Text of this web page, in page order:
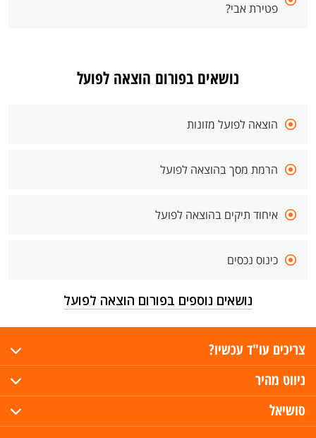
פטירת אבי?
נושאים בפורום הוצאה לפועל
הוצאה לפועל מזונות
הרמת מסך בהוצאה לפועל
איחוד תיקים בהוצאה לפועל
כינוס נכסים
נושאים נוספים בפורום הוצאה לפועל
צריכים עו"ד עכשיו?
ניווט מהיר
סושיאל